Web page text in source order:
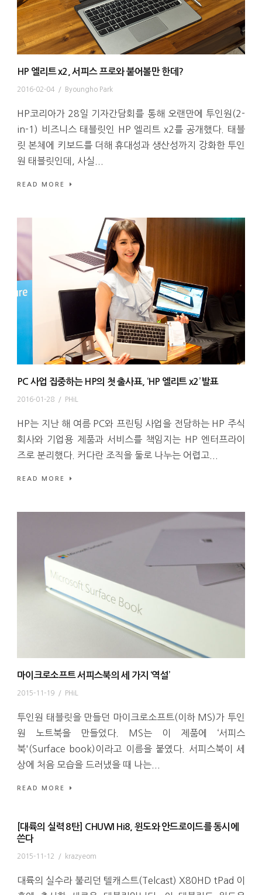
HP 엘리트 x2, 서피스 프로와 붙어볼만 한데?
2016-02-04 / Byoungho Park
HP코리아가 28일 기자간담회를 통해 오랜만에 투인원(2-
in-1) 비즈니스 태블릿인 HP 엘리트 x2를 공개했다. 태블
릿 본체에 키보드를 더해 휴대성과 생산성까지 강화한 투인
원 태블릿인데, 사실...
READ MORE
PC 사업 집중하는 HP의 첫 출사표, ‘HP 엘리트 x2’ 발표
2016-01-28 / PHiL
HP는 지난 해 여름 PC와 프린팅 사업을 전담하는 HP 주식
회사와 기업용 제품과 서비스를 책임지는 HP 엔터프라이
즈로 분리했다. 커다란 조직을 둘로 나누는 어렵고...
READ MORE
마이크로소프트 서피스북의 세 가지 ‘역설’
2015-11-19 / PHiL
투인원 태블릿을 만들던 마이크로소프트(이하 MS)가 투인
원 노트북을 만들었다. MS는 이 제품에 ‘서피스
북'(Surface book)이라고 이름을 붙였다. 서피스북이 세
상에 처음 모습을 드러냈을 때 나는...
READ MORE
[대륙의 실력 8탄] CHUWI Hi8, 윈도와 안드로이드를 동시에
쓴다
2015-11-12 / krazyeom
대륙의 실수라 불리던 텔캐스트(Telcast) X80HD tPad 이